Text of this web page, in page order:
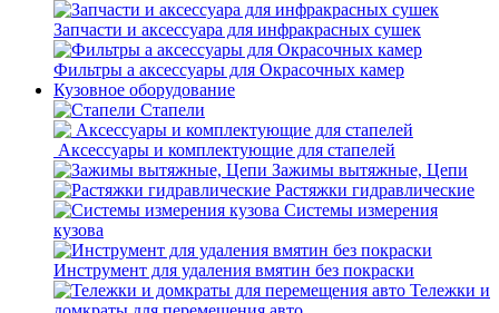
Запчасти и аксессуара для инфракрасных сушек
Фильтры а аксессуары для Окрасочных камер
Кузовное оборудование
Стапели
Аксессуары и комплектующие для стапелей
Зажимы вытяжные, Цепи
Растяжки гидравлические
Системы измерения
кузова
Инструмент для удаления вмятин без покраски
Тележки и